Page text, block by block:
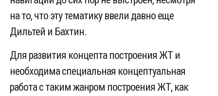
на то, что эту тематику ввели давно еще
Дильтей и Бахтин.
Для развития концепта построения ЖТ и
необходима специальная концептуальная
работа с таким жанром построения ЖТ, как